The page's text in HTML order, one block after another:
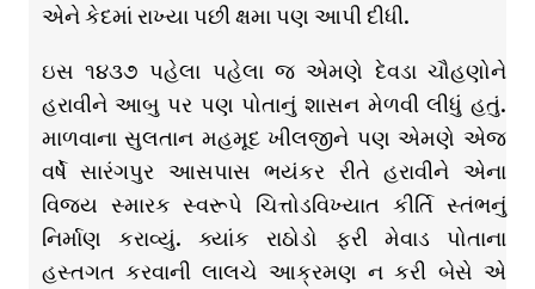
એને કેદમાં રાખ્યા પછી ક્ષમા પણ આપી દીધી.
ઇસ ૧૪૩૭ પહેલા પહેલા જ એમણે દેવડા ચૌહણોને
હરાવીને આબુ પર પણ પોતાનું શાસન મેળવી લીધું હતું.
માળવાના સુલતાન મહમૂદ ખીલજીને પણ એમણે એજ
વર્ષે સારંગપુર આસપાસ ભયંકર રીતે હરાવીને એના
વિજય સ્મારક સ્વરૂપે ચિત્તોડવિખ્યાત કીર્તિ સ્તંભનું
નિર્માણ કરાવ્યું. ક્યાંક રાઠોડો ફરી મેવાડ પોતાના
હસ્તગત કરવાની લાલચે આક્રમણ ન કરી બેસે એ